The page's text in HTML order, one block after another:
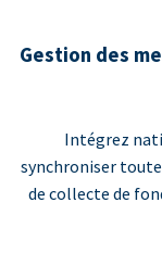
Gestion des
Intégrez
synchroniser
de collecte de